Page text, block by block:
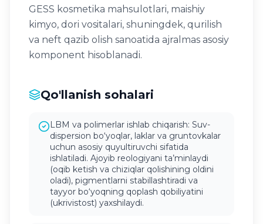
GESS kosmetika mahsulotlari, maishiy
kimyo, dori vositalari, shuningdek, qurilish
va neft qazib olish sanoatida ajralmas asosiy
komponent hisoblanadi.
Qo'llanish sohalari
LBM va polimerlar ishlab chiqarish: Suv-
dispersion bo‘yoqlar, laklar va gruntovkalar
uchun asosiy quyultiruvchi sifatida
ishlatiladi. Ajoyib reologiyani ta’minlaydi
(oqib ketish va chiziqlar qolishining oldini
oladi), pigmentlarni stabillashtiradi va
tayyor bo‘yoqning qoplash qobiliyatini
(ukrivistost) yaxshilaydi.